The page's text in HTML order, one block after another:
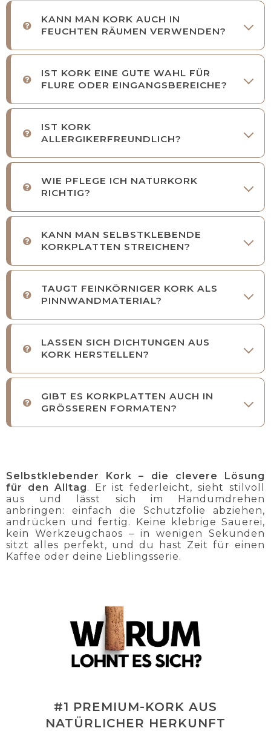
KANN MAN KORK AUCH IN
FEUCHTEN RÄUMEN VERWENDEN?
IST KORK EINE GUTE WAHL FÜR
FLURE ODER EINGANGSBEREICHE?
IST KORK
ALLERGIKERFREUNDLICH?
WIE PFLEGE ICH NATURKORK
RICHTIG?
KANN MAN SELBSTKLEBENDE
KORKPLATTEN STREICHEN?
TAUGT FEINKÖRNIGER KORK ALS
PINNWANDMATERIAL?
LASSEN SICH DICHTUNGEN AUS
KORK HERSTELLEN?
GIBT ES KORKPLATTEN AUCH IN
GRÖSSEREN FORMATEN?
Selbstklebender Kork – die clevere Lösung
für den Alltag. Er ist federleicht, sieht stilvoll
aus und lässt sich im Handumdrehen
anbringen: einfach die Schutzfolie abziehen,
andrücken und fertig. Keine klebrige Sauerei,
kein Werkzeugchaos – in wenigen Sekunden
sitzt alles perfekt, und du hast Zeit für einen
Kaffee oder deine Lieblingsserie.
#1 PREMIUM-KORK AUS
NATÜRLICHER HERKUNFT